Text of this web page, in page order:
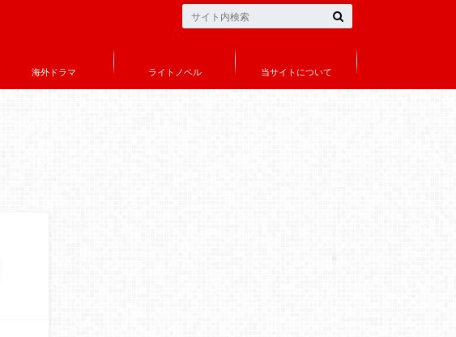
海外ドラマ ライトノベル 当サイトについて